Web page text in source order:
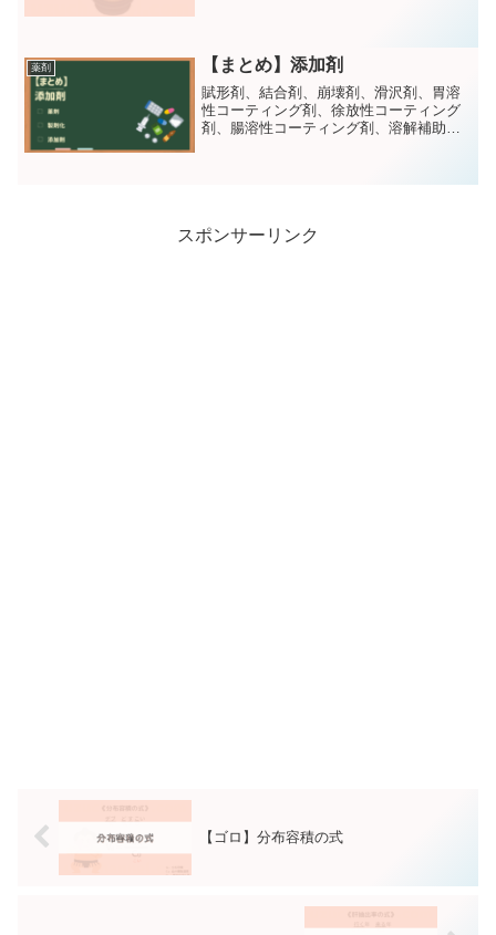
薬剤 【まとめ】添加剤
賦形剤、結合剤、崩壊剤、滑沢剤、胃溶
性コーティング剤、徐放性コーティング
剤、腸溶性コーティング剤、溶解補助
スポンサーリンク
【ゴロ】分布容積の式